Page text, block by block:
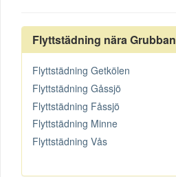
Flyttstädning nära Grubban
Flyttstädning Getkölen
Flyttstädning Gåssjö
Flyttstädning Fåssjö
Flyttstädning Minne
Flyttstädning Vås